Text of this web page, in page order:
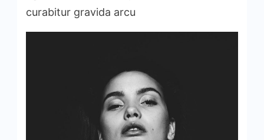
curabitur gravida arcu